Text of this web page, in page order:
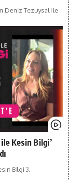
Deniz Tezuysal ile
Kesin Bilgi’
Bilgi 3.